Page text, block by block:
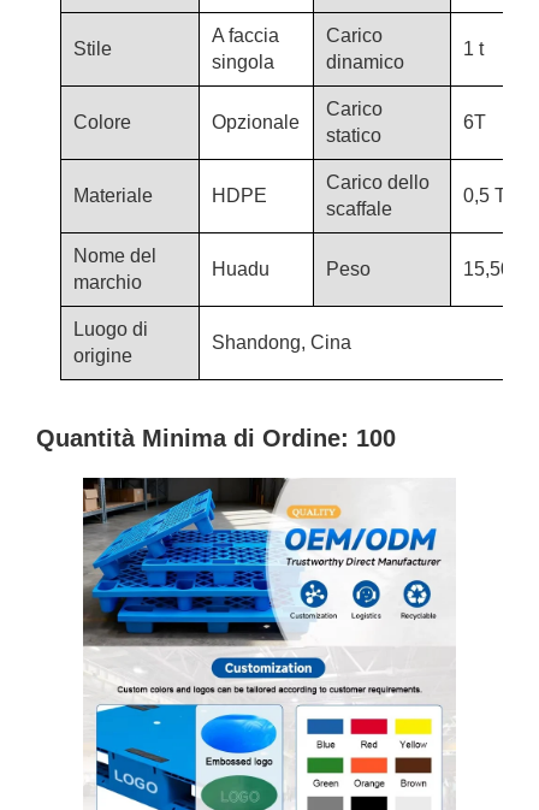
Stile
A faccia
singola
Carico
dinamico
1 t
Colore Opzionale
Carico
statico
6T
Materiale HDPE
Carico dello
scaffale
0,5 T
Nome del
marchio
Huadu Peso 15,50 kg
Luogo di
origine
Shandong, Cina
Quantità Minima di Ordine: 100